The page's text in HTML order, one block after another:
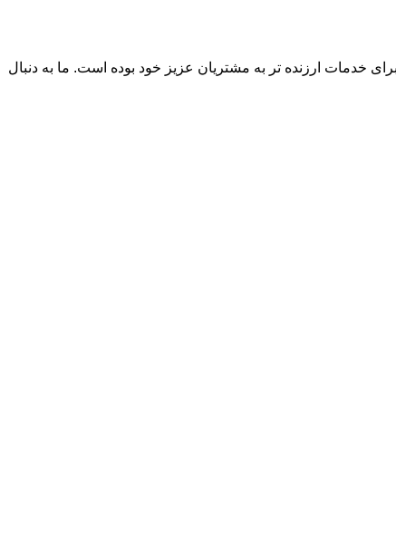
ها برای خدمات ارزنده تر به مشتریان عزیز خود بوده است. ما به دنبال